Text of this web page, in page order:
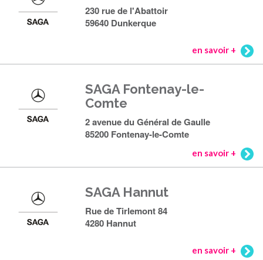
230 rue de l'Abattoir
59640 Dunkerque
en savoir +
SAGA Fontenay-le-
Comte
2 avenue du Général de Gaulle
85200 Fontenay-le-Comte
en savoir +
SAGA Hannut
Rue de Tirlemont 84
4280 Hannut
en savoir +